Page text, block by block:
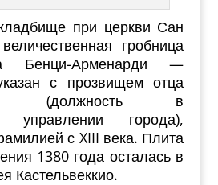
при церкви Сан
гробница
Бенци-Арменарди —
с прозвищем отца
(должность в
управлении города),
с XIII века. Плита
1380 года осталась в
Кастельвеккио.